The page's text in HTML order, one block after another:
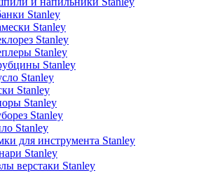
Stanley
Stanley
Stanley
Stanley
Stanley
Stanley
Stanley
Stanley
Stanley
Stanley
для инструмента Stanley
Stanley
верстаки Stanley